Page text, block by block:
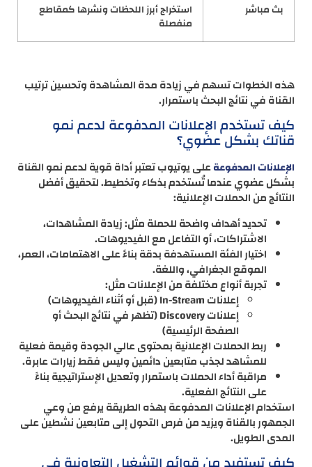
بث مباشر
استخراج أبرز اللحظات ونشرها كمقاطع
منفصلة
هذه الخطوات تسهم في زيادة مدة المشاهدة وتحسين ترتيب
القناة في نتائج البحث باستمرار.
كيف تستخدم الإعلانات المدفوعة لدعم نمو
قناتك بشكل عضوي؟
الإعلانات المدفوعةعلى يوتيوب تعتبر أداة قوية لدعم نمو القناة
بشكل عضوي عندما تُستخدم بذكاء وتخطيط. لتحقيق أفضل
النتائج من الحملات الإعلانية:
تحديد أهداف واضحة للحملة مثل: زيادة المشاهدات،
الاشتراكات، أو التفاعل مع الفيديوهات.
اختيار الفئة المستهدفة بدقة بناءً على الاهتمامات، العمر،
الموقع الجغرافي، واللغة.
تجربة أنواع مختلفة من الإعلانات مثل:
إعلانات In-Stream (قبل أو أثناء الفيديوهات)
إعلانات Discovery (تظهر في نتائج البحث أو
الصفحة الرئيسية)
ربط الحملات الإعلانية بمحتوى عالي الجودة وقيمة فعلية
للمشاهد لجذب متابعين دائمين وليس فقط زيارات عابرة.
مراقبة أداء الحملات باستمرار وتعديل الإستراتيجية بناءً
على النتائج الفعلية.
استخدام الإعلانات المدفوعة بهذه الطريقة يرفع من وعي
الجمهور بالقناة ويزيد من فرص التحول إلى متابعين نشطين على
المدى الطويل.